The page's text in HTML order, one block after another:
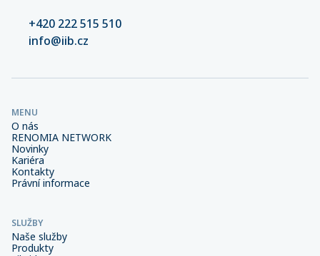
+420 222 515 510
info@iib.cz
MENU
O nás
RENOMIA NETWORK
Novinky
Kariéra
Kontakty
Právní informace
SLUŽBY
Naše služby
Produkty